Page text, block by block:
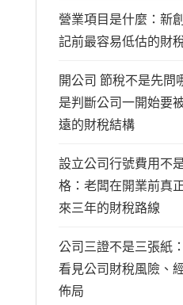
營業項目是什麼：新
記前最容易低估的財
開公司 節稅不是先問
是判斷公司一開始要
遠的財稅結構
設立公司行號費用不
格：老闆在開業前真
來三年的財稅路線
公司三證不是三張紙
看見公司財稅風險、
佈局